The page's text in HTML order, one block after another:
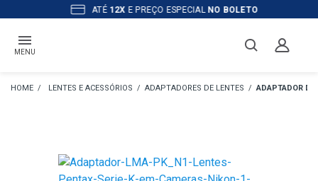
ATÉ12XE PREÇO ESPECIALNO BOLETO
MENU
LENTES E ACESSÓRIOS ADAPTADORES DE LENTES ADAPTADOR DE